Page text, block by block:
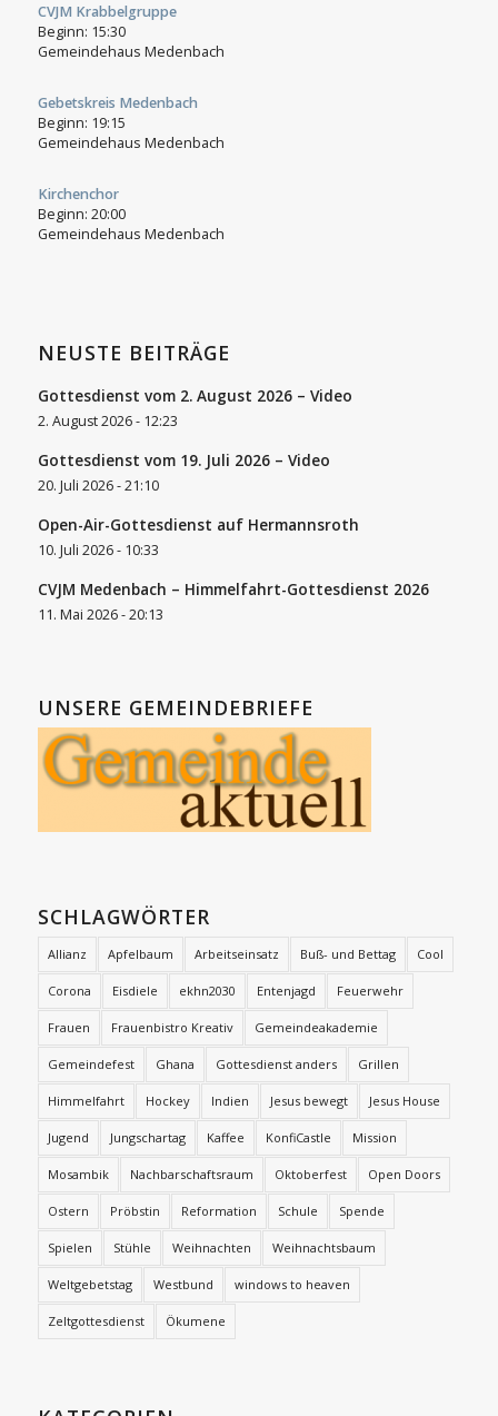
CVJM Krabbelgruppe
Beginn: 15:30
Gemeindehaus Medenbach
Gebetskreis Medenbach
Beginn: 19:15
Gemeindehaus Medenbach
Kirchenchor
Beginn: 20:00
Gemeindehaus Medenbach
NEUSTE BEITRÄGE
Gottesdienst vom 2. August 2026 – Video
2. August 2026 - 12:23
Gottesdienst vom 19. Juli 2026 – Video
20. Juli 2026 - 21:10
Open-Air-Gottesdienst auf Hermannsroth
10. Juli 2026 - 10:33
CVJM Medenbach – Himmelfahrt-Gottesdienst 2026
11. Mai 2026 - 20:13
UNSERE GEMEINDEBRIEFE
SCHLAGWÖRTER
Allianz Apfelbaum Arbeitseinsatz Buß- und Bettag Cool
Corona Eisdiele ekhn2030 Entenjagd Feuerwehr
Frauen Frauenbistro Kreativ Gemeindeakademie
Gemeindefest Ghana Gottesdienst anders Grillen
Himmelfahrt Hockey Indien Jesus bewegt Jesus House
Jugend Jungschartag Kaffee KonfiCastle Mission
Mosambik Nachbarschaftsraum Oktoberfest Open Doors
Ostern Pröbstin Reformation Schule Spende
Spielen Stühle Weihnachten Weihnachtsbaum
Weltgebetstag Westbund windows to heaven
Zeltgottesdienst Ökumene